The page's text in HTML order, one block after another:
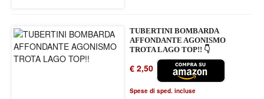
TUBERTINI BOMBARDA
AFFONDANTE AGONISMO
TROTA LAGO TOP!! 👇
€ 2,50
Spese di sped. incluse